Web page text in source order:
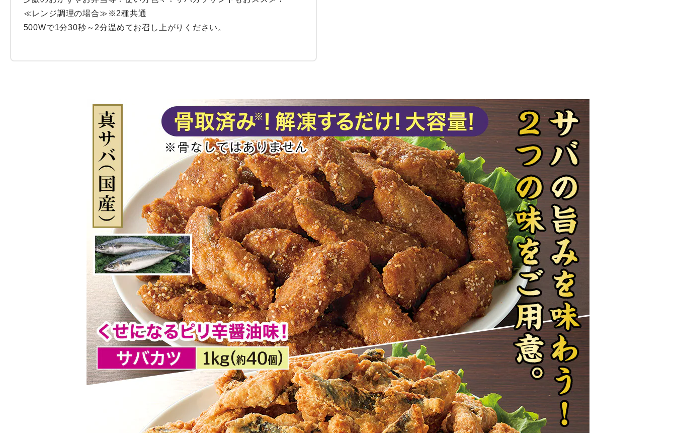
≪レンジ調理の場合≫※2種共通
500Wで1分30秒～2分温めてお召し上がりください。